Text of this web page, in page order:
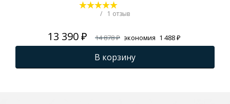
/ 1 отзыв
13 390 ₽ 14 878 ₽ экономия 1 488 ₽
В корзину